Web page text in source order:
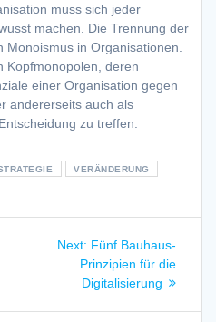
muss sich jeder
machen. Die Trennung der
in Organisationen.
Kopfmonopolen, deren
einer Organisation gegen
andererseits auch als
zu treffen.
VERÄNDERUNG
Next: Next
post:
Fünf Bauhaus-
Prinzipien für die
Digitalisierung